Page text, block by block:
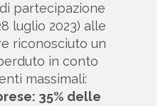
partecipazione
luglio 2023) alle
riconosciuto un
in conto
massimali:
35% delle